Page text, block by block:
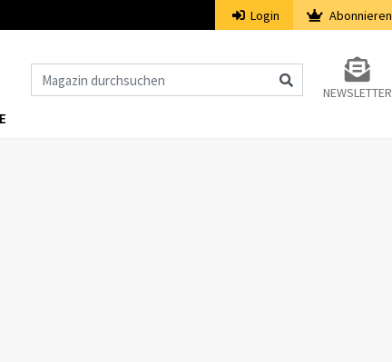
Login Abonnieren
NEWSLETTER